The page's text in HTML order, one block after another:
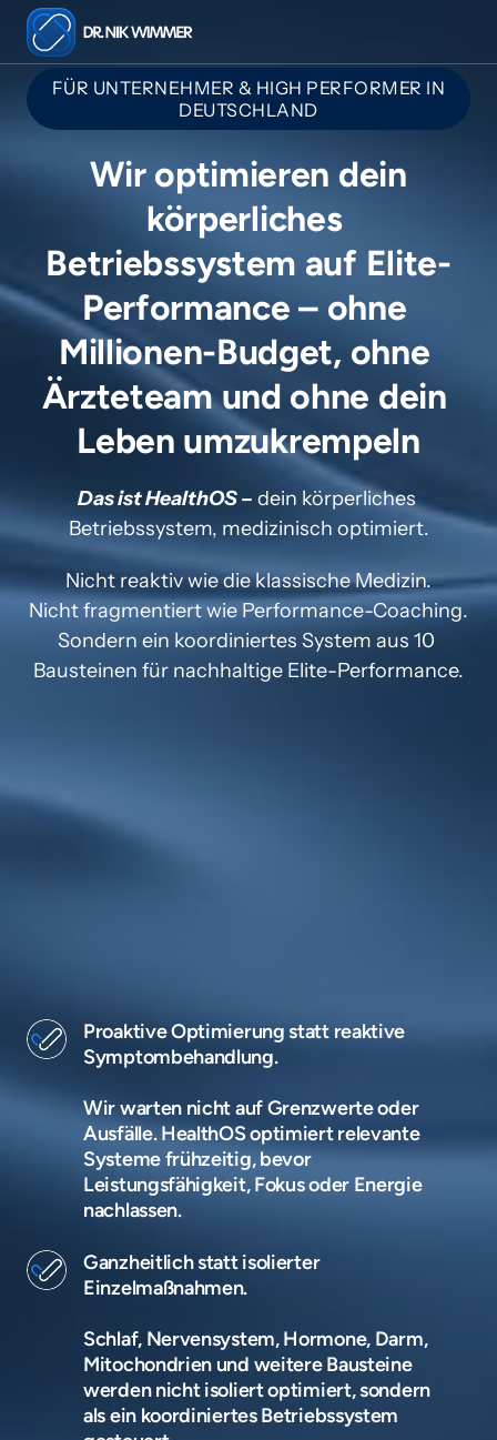
FÜR UNTERNEHMER & HIGH PERFORMER IN
DEUTSCHLAND
Wir optimieren dein
körperliches
Betriebssystem auf Elite-
Performance – ohne
Millionen-Budget, ohne
Ärzteteam und ohne dein
Leben umzukrempeln
Das ist HealthOS – dein körperliches
Betriebssystem, medizinisch optimiert.
Nicht reaktiv wie die klassische Medizin.
Nicht fragmentiert wie Performance-Coaching.
Sondern ein koordiniertes System aus 10
Bausteinen für nachhaltige Elite-Performance.
Proaktive Optimierung statt reaktive
Symptombehandlung.
Wir warten nicht auf Grenzwerte oder
Ausfälle. HealthOS optimiert relevante
Systeme frühzeitig, bevor
Leistungsfähigkeit, Fokus oder Energie
nachlassen.
Ganzheitlich statt isolierter
Einzelmaßnahmen.
Schlaf, Nervensystem, Hormone, Darm,
Mitochondrien und weitere Bausteine
werden nicht isoliert optimiert, sondern
als ein koordiniertes Betriebssystem